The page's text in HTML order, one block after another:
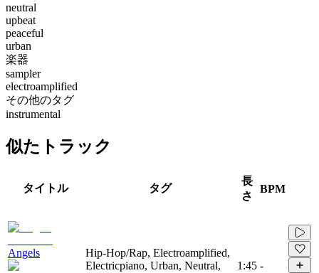
neutral
upbeat
peaceful
urban
楽器
sampler
electroamplified
その他のタグ
instrumental
似たトラック
タイトル タグ
長
さ
BPM
Angels
Hip-Hop/Rap, Electroamplified,
Electricpiano, Urban, Neutral,
1:45 -